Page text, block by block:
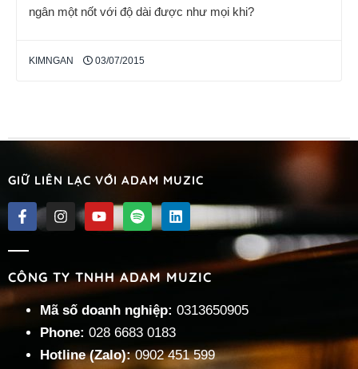
ngân một nốt với độ dài được như mọi khi?
KIMNGAN 03/07/2015
GIỮ LIÊN LẠC VỚI ADAM MUZIC
CÔNG TY TNHH ADAM MUZIC
Mã số doanh nghiệp: 0313650905
Phone: 028 6683 0183
Hotline (Zalo):0902 451 599